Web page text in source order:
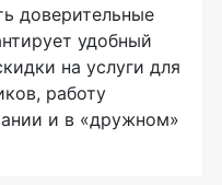
доверительные
удобный
на услуги для
работу
и в «дружном»